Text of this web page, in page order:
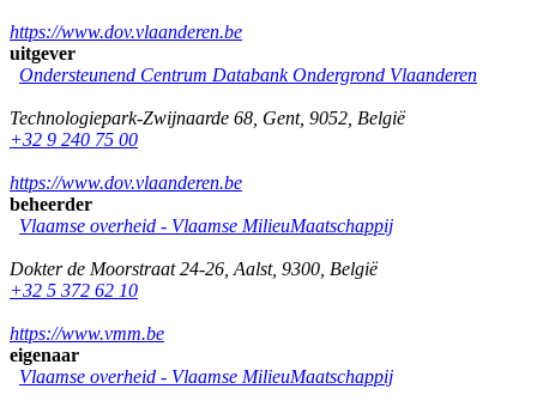
https://www.dov.vlaanderen.be
uitgever
Ondersteunend Centrum Databank Ondergrond Vlaanderen
Technologiepark-Zwijnaarde 68 Gent, 9052 België
+32 9 240 75 00
https://www.dov.vlaanderen.be
beheerder
Vlaamse overheid - Vlaamse MilieuMaatschappij
Dokter de Moorstraat 24-26 Aalst, 9300 België
+32 5 372 62 10
https://www.vmm.be
eigenaar
Vlaamse overheid - Vlaamse MilieuMaatschappij